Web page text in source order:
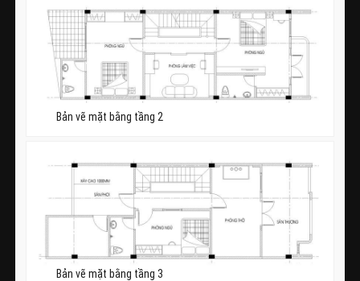
Bản vẽ mặt bằng tầng 2
Bản vẽ mặt bằng tầng 3